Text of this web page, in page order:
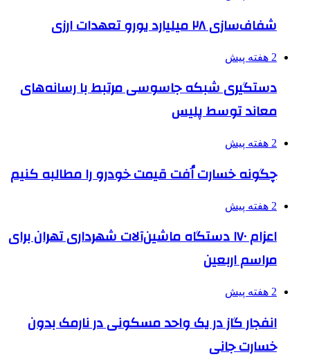
شفاف‌سازی ۲۸ میلیارد یورو تعهدات ارزی
2 هفته پیش
دستگیری شبکه جاسوسی مرتبط با رسانه‌های
معاند توسط پلیس
2 هفته پیش
چگونه خسارت اُفت قیمت خودرو را مطالبه کنیم
2 هفته پیش
اعزام ۱۷۰ دستگاه ماشین‌آلات شهرداری تهران برای
مراسم اربعین
2 هفته پیش
انفجار گاز در یک واحد مسکونی در نارمک بدون
خسارت جانی